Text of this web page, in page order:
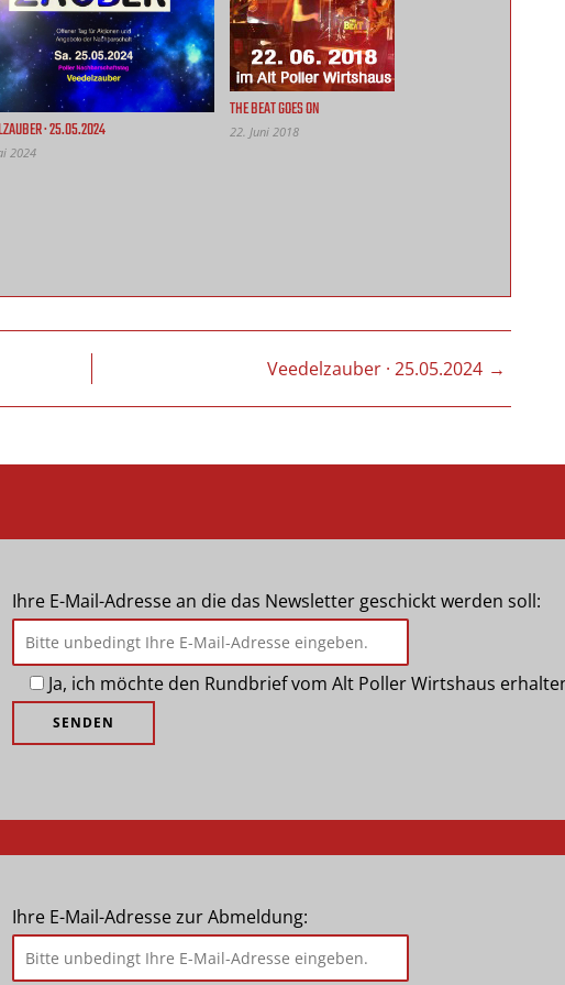
· 25.05.2024
2024
THE BEAT GOES ON
22. Juni 2018
Veedelzauber · 25.05.2024
Ihre E-Mail-Adresse an die das Newsletter geschickt werden soll:
Ja, ich möchte den Rundbrief vom Alt Poller Wirtshaus
Ihre E-Mail-Adresse zur Abmeldung: